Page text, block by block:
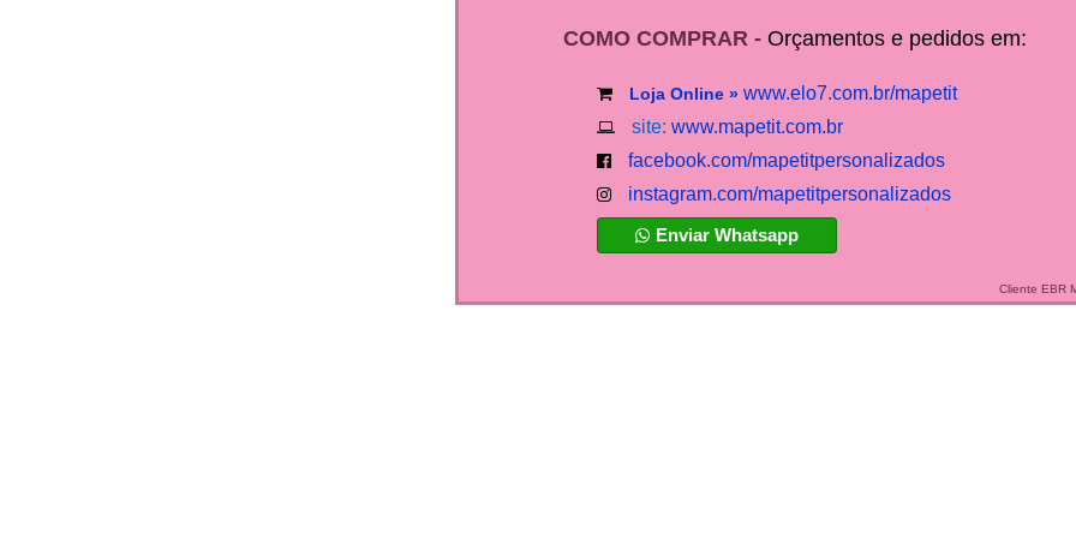
COMO COMPRAR - Orçamentos e pedidos em:
Loja Online » www.elo7.com.br/mapetit
site: www.mapetit.com.br
facebook.com/mapetitpersonalizados
instagram.com/mapetitpersonalizados
Enviar Whatsapp
Cliente EBR